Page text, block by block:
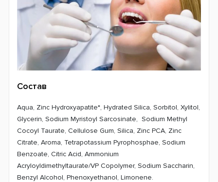
Состав
Aqua, Zinc Hydroxyapatite*, Hydrated Silica, Sorbitol, Xylitol,
Glycerin, Sodium Myristoyl Sarcosinate, Sodium Methyl
Cocoyl Taurate, Cellulose Gum, Silica, Zinc PCA, Zinc
Citrate, Aroma, Tetrapotassium Pyrophosphae, Sodium
Benzoate, Citric Acid, Ammonium
Acryloyldimethyltaurate/VP Copolymer, Sodium Saccharin,
Benzyl Alcohol, Phenoxyethanol, Limonene.